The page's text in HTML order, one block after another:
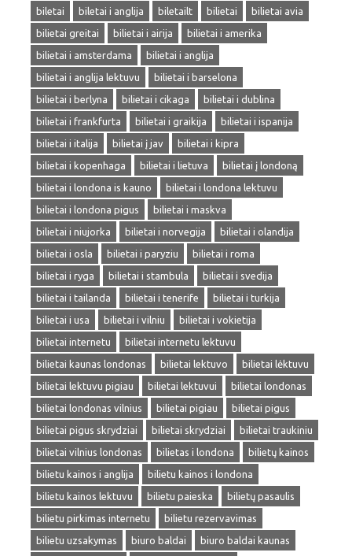
biletai
biletai i anglija biletailt bilietai
bilietai avia
bilietai greitai
bilietai i airija
bilietai i amerika
bilietai i amsterdama
bilietai i anglija
bilietai i anglija lektuvu
bilietai i barselona
bilietai i berlyna
bilietai i cikaga
bilietai i dublina
bilietai i frankfurta
bilietai i graikija
bilietai i ispanija
bilietai i italija
bilietai į jav
bilietai i kipra
bilietai i kopenhaga
bilietai i lietuva
bilietai į londoną
bilietai i londona is kauno
bilietai i londona lektuvu
bilietai i londona pigus
bilietai i maskva
bilietai i niujorka
bilietai i norvegija
bilietai i olandija
bilietai i osla
bilietai i paryziu
bilietai i roma
bilietai i ryga
bilietai i stambula
bilietai i svedija
bilietai i tailanda
bilietai i tenerife
bilietai i turkija
bilietai i usa
bilietai i vilniu
bilietai i vokietija
bilietai internetu
bilietai internetu lektuvu
bilietai kaunas londonas
bilietai lektuvo
bilietai lėktuvu
bilietai lektuvu pigiau
bilietai lektuvui
bilietai londonas
bilietai londonas vilnius
bilietai pigiau
bilietai pigus
bilietai pigus skrydziai
bilietai skrydziai
bilietai traukiniu
bilietai vilnius londonas
bilietas i londona
bilietų kainos
bilietu kainos i anglija
bilietu kainos i londona
bilietu kainos lektuvu
bilietu paieska
bilietų pasaulis
bilietu pirkimas internetu
bilietu rezervavimas
bilietu uzsakymas
biuro baldai
biuro baldai kaunas